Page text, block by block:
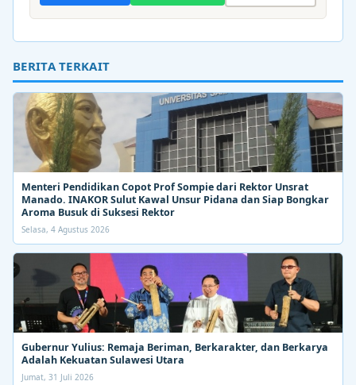
BERITA TERKAIT
Menteri Pendidikan Copot Prof Sompie dari Rektor Unsrat
Manado. INAKOR Sulut Kawal Unsur Pidana dan Siap Bongkar
Aroma Busuk di Suksesi Rektor
Selasa, 4 Agustus 2026
Gubernur Yulius: Remaja Beriman, Berkarakter, dan Berkarya
Adalah Kekuatan Sulawesi Utara
Jumat, 31 Juli 2026